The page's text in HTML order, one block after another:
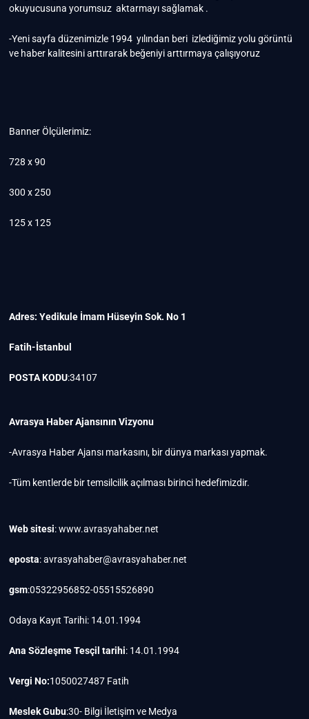
okuyucusuna yorumsuz aktarmayı sağlamak .
-Yeni sayfa düzenimizle 1994 yılından beri izlediğimiz yolu görüntü
ve haber kalitesini arttırarak beğeniyi arttırmaya çalışıyoruz
Banner Ölçülerimiz:
728 x 90
300 x 250
125 x 125
Adres: Yedikule İmam Hüseyin Sok. No 1
Fatih-İstanbul
POSTA KODU:34107
Avrasya Haber Ajansının Vizyonu
-Avrasya Haber Ajansı markasını, bir dünya markası yapmak.
-Tüm kentlerde bir temsilcilik açılması birinci hedefimizdir.
Web sitesi: www.avrasyahaber.net
eposta: avrasyahaber@avrasyahaber.net
gsm:05322956852-05515526890
Odaya Kayıt Tarihi: 14.01.1994
Ana Sözleşme Tesçil tarihi: 14.01.1994
Vergi No:1050027487 Fatih
Meslek Gubu:30- Bilgi İletişim ve Medya